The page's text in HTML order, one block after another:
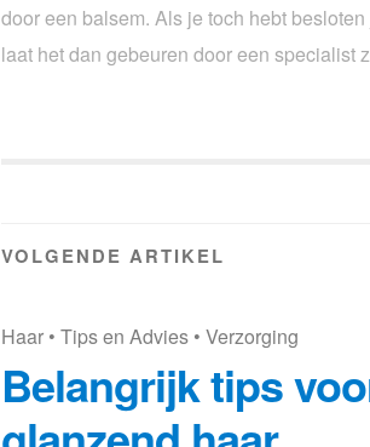
door een balsem. Als je toch hebt
laat het dan gebeuren door een specialist
VOLGENDE ARTIKEL
Haar • Tips en Advies • Verzorging
Belangrijk tips